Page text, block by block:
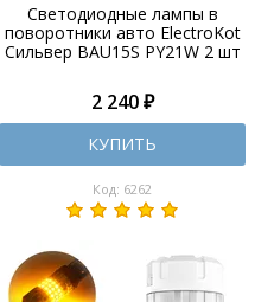
Светодиодные лампы в
поворотники авто ElectroKot
Сильвер BAU15S PY21W 2 шт
2 240 ₽
КУПИТЬ
Код: 6262